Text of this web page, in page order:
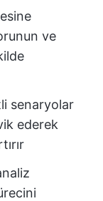
ve
senaryolar
ederek